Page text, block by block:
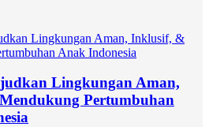
Lingkungan Aman,
Pertumbuhan